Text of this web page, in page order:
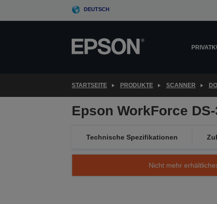
DEUTSCH
STARTSEITE PRODUKTE SCANNER
Epson WorkForce
Technische Spezifikationen
Nicht mehr